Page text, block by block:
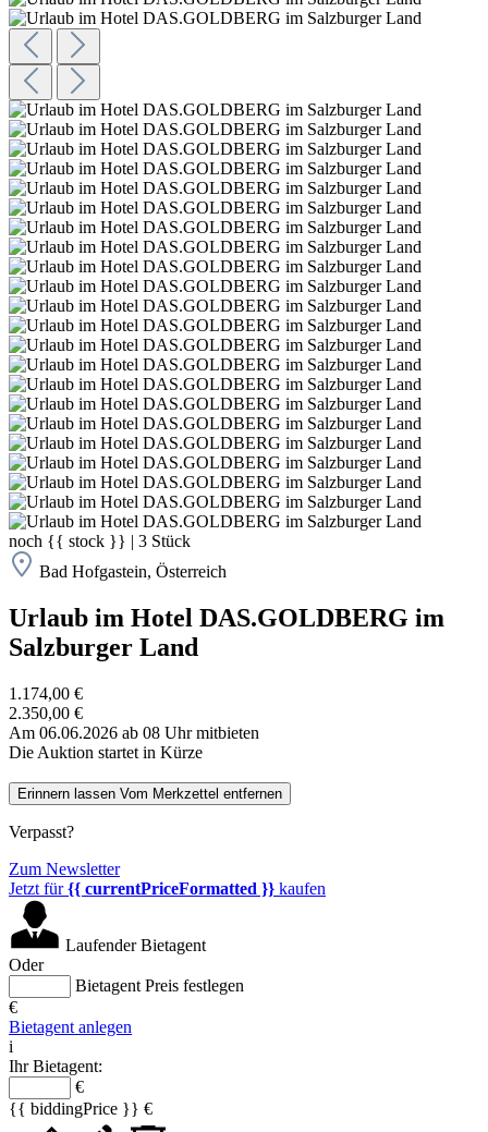
noch {{ stock }} | 3 Stück
Bad Hofgastein, Österreich
Urlaub im Hotel DAS.GOLDBERG im
Salzburger Land
1.174,00 €
2.350,00 €
Am 06.06.2026 ab 08 Uhr mitbieten
Die Auktion startet in Kürze
Erinnern lassen Vom Merkzettel entfernen
Verpasst?
Zum Newsletter
Jetzt für{{ currentPriceFormatted }} kaufen
Laufender Bietagent
Oder
Bietagent Preis festlegen
€
Bietagent anlegen
i
Ihr Bietagent:
€
{{ biddingPrice }} €